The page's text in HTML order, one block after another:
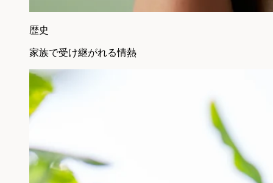
歴史
家族で受け継がれる情熱